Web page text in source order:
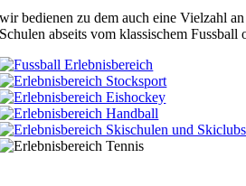
wir bedienen zu dem auch eine Vielzahl
Schulen abseits vom klassischem Fussball